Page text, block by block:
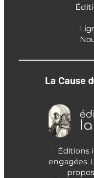
La Cause
Éditions
engagées.